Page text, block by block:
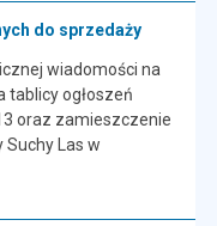
do sprzedaży
wiadomości na
tablicy ogłoszeń
oraz zamieszczenie
Las w